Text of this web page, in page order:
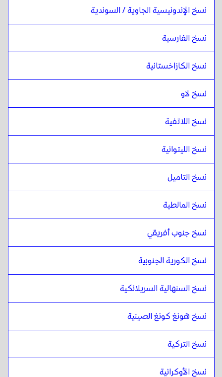
نسخ الإندونيسية الجاوية / السوندية
نسخ الفارسية
نسخ الكازاخستانية
نسخ لاو
نسخ اللاتفية
نسخ الليتوانية
نسخ التاميل
نسخ المالطية
نسخ جنوب أفريقي
نسخ الكورية الجنوبية
نسخ السنهالية السريلانكية
نسخ هونغ كونغ الصينية
نسخ التركية
نسخ الأوكرانية